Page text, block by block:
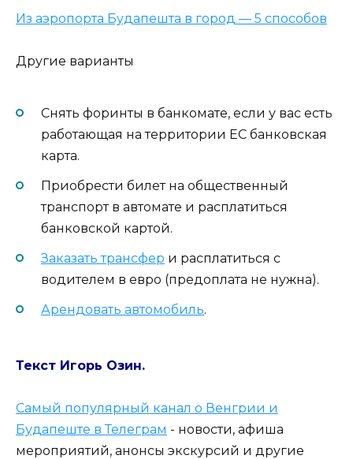
Из аэропорта Будапешта в город — 5 способов
Другие варианты
Снять форинты в банкомате, если у вас есть
работающая на территории ЕС банковская
карта.
Приобрести билет на общественный
транспорт в автомате и расплатиться
банковской картой.
Заказать трансфер и расплатиться с
водителем в евро (предоплата не нужна).
Арендовать автомобиль.
Текст Игорь Озин.
Самый популярный канал о Венгрии и
Будапеште в Телеграм - новости, афиша
мероприятий, анонсы экскурсий и другие